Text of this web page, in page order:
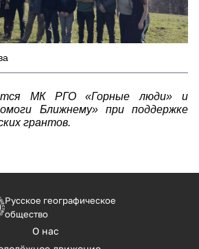
МК РГО «Горные люди» и
Ближнему» при поддержке
грантов.
Русское географическое
общество
О нас